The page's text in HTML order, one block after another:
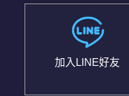
加入LINE好友